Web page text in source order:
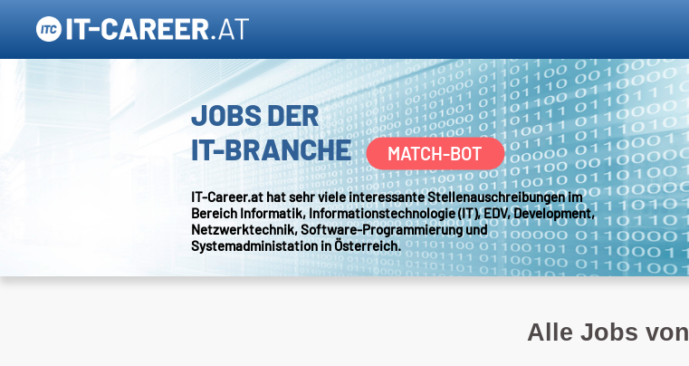
JOBS DER
IT-BRANCHE
MATCH-BOT
IT-Career.at hat sehr viele interessante Stellenauschreibungen im
Bereich Informatik, Informationstechnologie (IT), EDV, Development,
Netzwerktechnik, Software-Programmierung und
Systemadministation in Österreich.
Alle Jobs von